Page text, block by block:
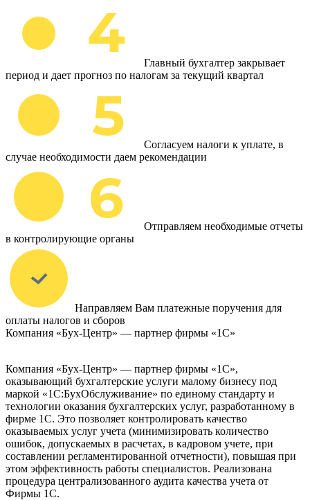
Главный бухгалтер закрывает
период и дает прогноз по налогам за текущий квартал
Согласуем налоги к уплате, в
случае необходимости даем рекомендации
Отправляем необходимые отчеты
в контролирующие органы
Направляем Вам платежные поручения для
оплаты налогов и сборов
Компания «Бух-Центр» — партнер фирмы «1С»
Компания «Бух-Центр» — партнер фирмы «1С»,
оказывающий бухгалтерские услуги малому бизнесу под
маркой «1С:БухОбслуживание» по единому стандарту и
технологии оказания бухгалтерских услуг, разработанному в
фирме 1С. Это позволяет контролировать качество
оказываемых услуг учета (минимизировать количество
ошибок, допускаемых в расчетах, в кадровом учете, при
составлении регламентированной отчетности), повышая при
этом эффективность работы специалистов. Реализована
процедура централизованного аудита качества учета от
Фирмы 1С.